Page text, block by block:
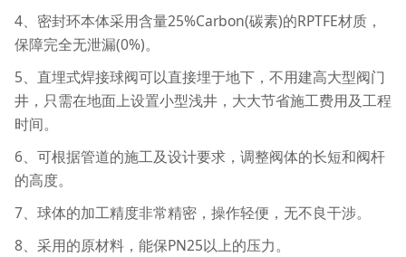
4、密封环本体采用含量25%Carbon(碳素)的RPTFE材质，
保障完全无泄漏(0%)。
5、直埋式焊接球阀可以直接埋于地下，不用建高大型阀门
井，只需在地面上设置小型浅井，大大节省施工费用及工程
时间。
6、可根据管道的施工及设计要求，调整阀体的长短和阀杆
的高度。
7、球体的加工精度非常精密，操作轻便，无不良干涉。
8、采用的原材料，能保PN25以上的压力。